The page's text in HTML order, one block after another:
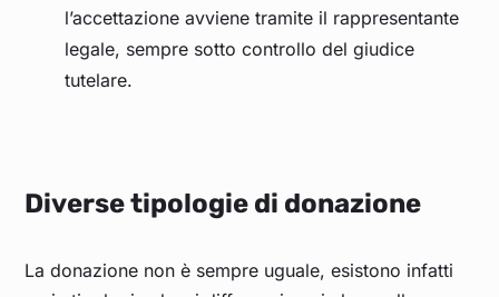
l’accettazione avviene tramite il rappresentante
legale, sempre sotto controllo del giudice
tutelare.
Diverse tipologie di donazione
La donazione non è sempre uguale, esistono infatti